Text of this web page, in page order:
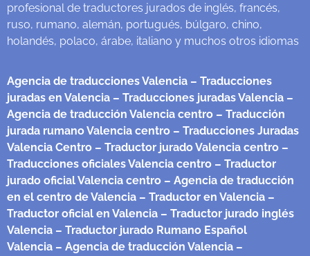
profesional de traductores jurados de inglés, francés,
ruso, rumano, alemán, portugués, búlgaro, chino,
holandés, polaco, árabe, italiano y muchos otros idiomas
Agencia de traducciones Valencia – Traducciones
juradas en Valencia – Traducciones juradas Valencia –
Agencia de traducción Valencia centro – Traducción
jurada rumano Valencia centro – Traducciones Juradas
Valencia Centro – Traductor jurado Valencia centro –
Traducciones oficiales Valencia centro – Traductor
jurado oficial Valencia centro – Agencia de traducción
en el centro de Valencia – Traductor en Valencia –
Traductor oficial en Valencia – Traductor jurado inglés
Valencia – Traductor jurado Rumano Español
Valencia – Agencia de traducción Valencia –